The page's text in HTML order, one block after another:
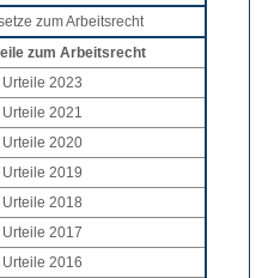
zum Arbeitsrecht
zum Arbeitsrecht
Urteile 2023
Urteile 2021
Urteile 2020
Urteile 2019
Urteile 2018
Urteile 2017
Urteile 2016